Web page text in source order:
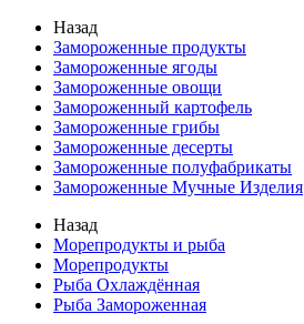
Назад
Замороженные продукты
Замороженные ягоды
Замороженные овощи
Замороженный картофель
Замороженные грибы
Замороженные десерты
Замороженные полуфабрикаты
Замороженные Мучные Изделия
Назад
Морепродукты и рыба
Морепродукты
Рыба Охлаждённая
Рыба Замороженная